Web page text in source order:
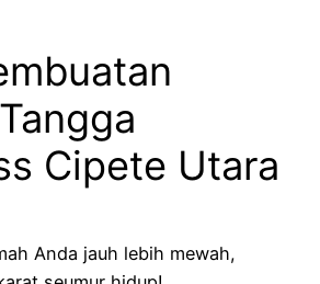
Cipete Utara
Anda jauh lebih mewah,